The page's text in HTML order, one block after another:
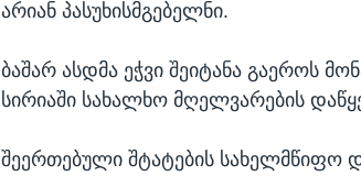
არიან პასუხისმგებელნი.
ბაშარ ასდმა ეჭვი შეიტანა გაეროს
სირიაში სახალხო მღელვარების
შეერთებული შტატების სახელმწიფო